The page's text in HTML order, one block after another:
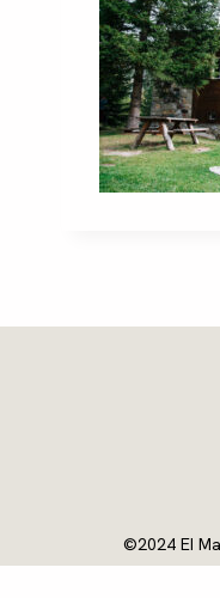
©2024 EI